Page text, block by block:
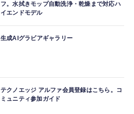
フ。水拭きモップ自動洗浄・乾燥まで対応ハ
イエンドモデル
生成AIグラビアギャラリー
テクノエッジ アルファ会員登録はこちら。コ
ミュニティ参加ガイド